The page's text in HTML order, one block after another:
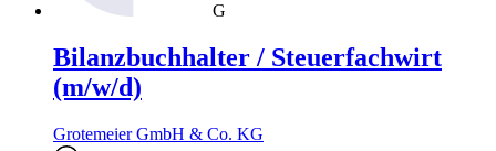
G
Bilanzbuchhalter / Steuerfachwirt
(m/w/d)
Grotemeier GmbH & Co. KG